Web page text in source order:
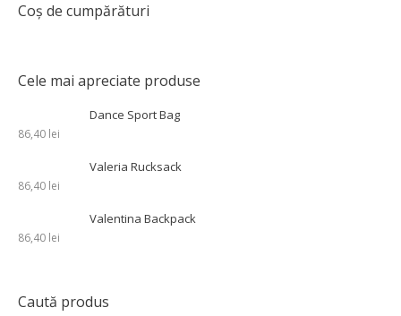
Coș de cumpărături
Cele mai apreciate produse
Dance Sport Bag
86,40 lei
Valeria Rucksack
86,40 lei
Valentina Backpack
86,40 lei
Caută produs